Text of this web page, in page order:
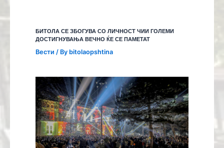
БИТОЛА СЕ ЗБОГУВА СО ЛИЧНОСТ ЧИИ ГОЛЕМИ
ДОСТИГНУВАЊА ВЕЧНО ЌЕ СЕ ПАМЕТАТ
Вести / By bitolaopshtina